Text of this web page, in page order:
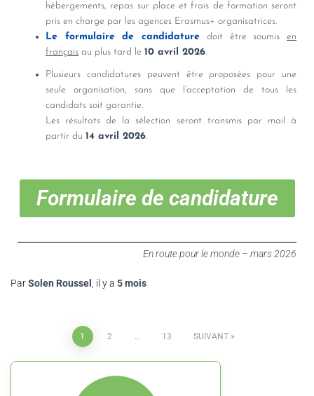
hébergements, repas sur place et frais de formation seront
pris en charge par les agences Erasmus+ organisatrices.
Le formulaire de candidature doit être soumisen
français au plus tard le 10 avril 2026.
Plusieurs candidatures peuvent être proposées pour une
seule organisation, sans que l’acceptation de tous les
candidats soit garantie.
Les résultats de la sélection seront transmis par mail à
partir du 14 avril 2026.
Formulaire de candidature
En route pour le monde – mars 2026
ParSolen Roussel , il y a 5 mois
1 2 … 13 SUIVANT